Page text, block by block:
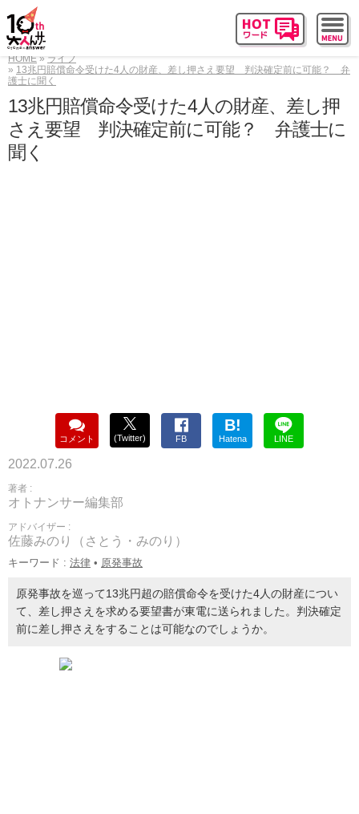
HOME
ライフ
13兆円賠償命令受けた4人の財産、差し押さえ要望 判決確定前に可能？ 弁
護士に聞く
13兆円賠償命令受けた4人の財産、差し押
さえ要望 判決確定前に可能？ 弁護士に
聞く
コメント (Twitter) FB
B!
Hatena LINE
2022.07.26
著者 :
オトナンサー編集部
アドバイザー :
佐藤みのり（さとう・みのり）
キーワード : 法律 • 原発事故
原発事故を巡って13兆円超の賠償命令を受けた4人の財産につい
て、差し押さえを求める要望書が東電に送られました。判決確定
前に差し押さえをすることは可能なのでしょうか。